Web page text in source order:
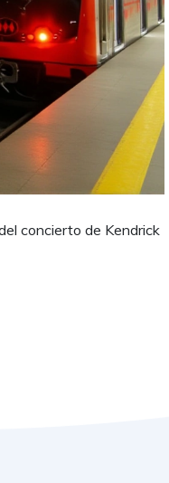
concierto de Kendrick